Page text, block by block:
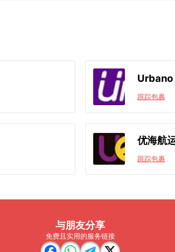
Urbano
跟踪包裹
优海航
跟踪包裹
与朋友分享
免费且实用的服务链接